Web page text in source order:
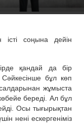
істі соңына дейін
қандай да бір
Сәйкесінше бұл көп
жұмыста
береді. Ал бұл
Осы тығырықтан
нені ескергеніміз